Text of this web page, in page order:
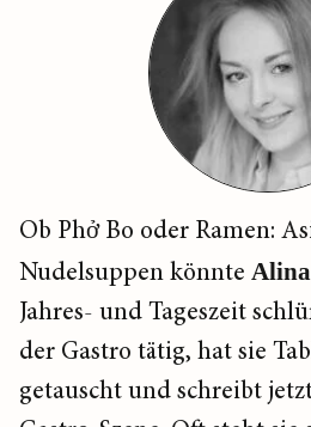
Ob Phở Bo oder Ramen:
Nudelsuppen könnte
Jahres- und Tageszeit
der Gastro tätig, hat sie
getauscht und schreibt